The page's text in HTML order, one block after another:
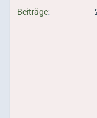
Beiträge